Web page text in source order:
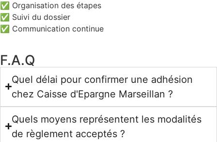
✅ Organisation des étapes
✅ Suivi du dossier
✅ Communication continue
F.A.Q
Quel délai pour confirmer une adhésion
chez Caisse d'Epargne Marseillan ?
Quels moyens représentent les modalités
de règlement acceptés ?